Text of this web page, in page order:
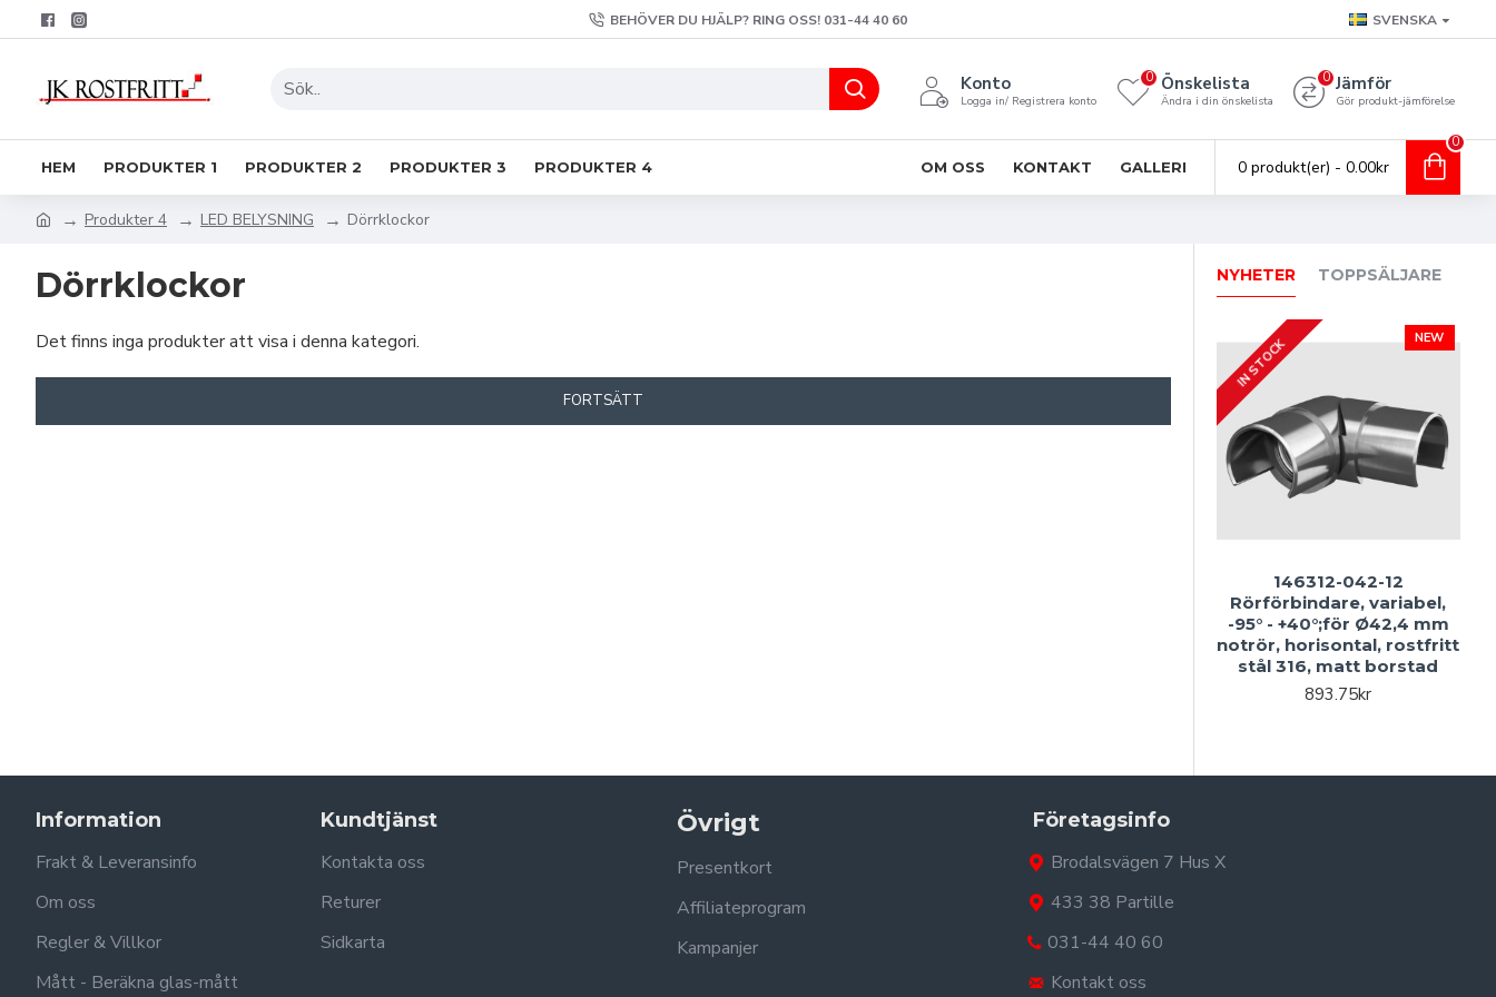
BEHÖVER DU HJÄLP? RING OSS! 031-44 40 60 SVENSKA
Konto
Logga in/ Registrera konto
Önskelista
Ändra i din önskelista
0 Jämför
Gör produkt-jämförelse
0
HEM PRODUKTER 1 PRODUKTER 2 PRODUKTER 3 PRODUKTER 4 OM OSS KONTAKT GALLERI 0 produkt(er) - 0.00kr
0
Produkter 4 LED BELYSNING Dörrklockor
Dörrklockor
Det finns inga produkter att visa i denna kategori.
FORTSÄTT
NYHETER TOPPSÄLJARE
NEW
IN STOCK
146312-042-12
Rörförbindare, variabel,
-95° - +40°;för Ø42,4 mm
notrör, horisontal, rostfritt
stål 316, matt borstad
893.75kr
Information
Frakt & Leveransinfo
Om oss
Regler & Villkor
Mått - Beräkna glas-mått
Kundtjänst
Kontakta oss
Returer
Sidkarta
Övrigt
Presentkort
Affiliateprogram
Kampanjer
Företagsinfo
Brodalsvägen 7 Hus X
433 38 Partille
031-44 40 60
Kontakt oss